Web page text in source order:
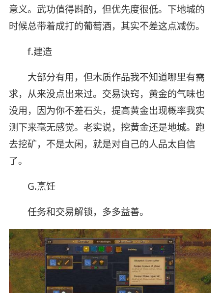
意义。武功值得斟酌，但优先度很低。下地城的
时候总带着成打的葡萄酒，其实不差这点减伤。
f.建造
大部分有用，但木质作品我不知道哪里有需
求，从来没点出来过。交易诀窍，黄金的气味也
没用，因为你不差石头，提高黄金出现概率我实
测下来毫无感觉。老实说，挖黄金还是地城。跑
去挖矿，不是太闲，就是对自己的人品太自信
了。
G.烹饪
任务和交易解锁，多多益善。